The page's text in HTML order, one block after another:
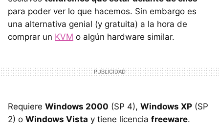
para poder ver lo que hacemos. Sin embargo es
una alternativa genial (y gratuita) a la hora de
comprar un KVM o algún hardware similar.
Requiere Windows 2000 (SP 4), Windows XP (SP
2) o Windows Vista y tiene licencia freeware.